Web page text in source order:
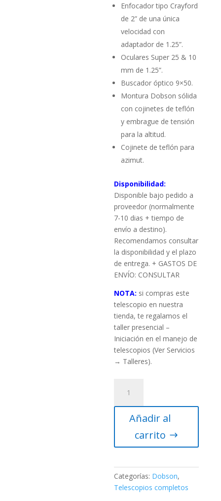
Enfocador tipo Crayford
de 2” de una única
velocidad con
adaptador de 1.25”.
Oculares Super 25 & 10
mm de 1.25”.
Buscador óptico 9×50.
Montura Dobson sólida
con cojinetes de teflón
y embrague de tensión
para la altitud.
Cojinete de teflón para
azimut.
Disponibilidad:
Disponible bajo pedido a
proveedor (normalmente
7-10 dias + tiempo de
envío a destino).
Recomendamos consultar
la disponibilidad y el plazo
de entrega. + GASTOS DE
ENVÍO: CONSULTAR
NOTA: si compras este
telescopio en nuestra
tienda, te regalamos el
taller presencial –
Iniciación en el manejo de
telescopios (Ver Servicios
→ Talleres).
Dobson
300/1500
Tradicional
Watcher
Añadir al
carrito
Categorías: Dobson,
Telescopios completos